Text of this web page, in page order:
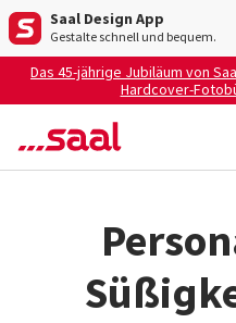
Saal Design App
Gestalte schnell und bequem.
Das 45-jährige Jubiläum von
Hardcover-